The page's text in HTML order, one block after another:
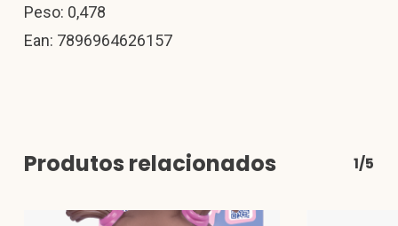
Peso: 0,478
Ean: 7896964626157
Produtos relacionados 1/5